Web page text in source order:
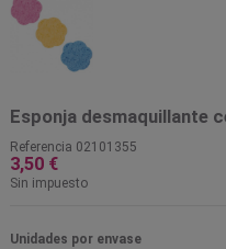
Esponja desmaquillante
Referencia 02101355
3,50 €
Sin impuesto
Unidades por envase